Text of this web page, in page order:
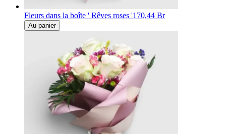
Fleurs dans la boîte ' Rêves roses '170,44 Br
Au panier